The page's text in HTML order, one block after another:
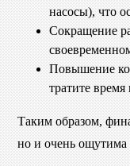
насосы), что
Сокращение
Повышение
тратите
Таким образом,
но и очень ощутима